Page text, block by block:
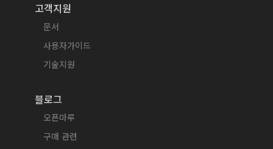
고객지원
문서
사용자가이드
기술지원
블로그
오픈마루
구매 관련